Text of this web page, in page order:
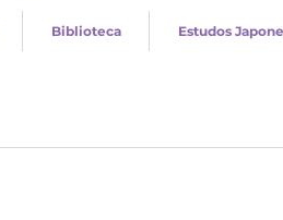
Biblioteca Estudos